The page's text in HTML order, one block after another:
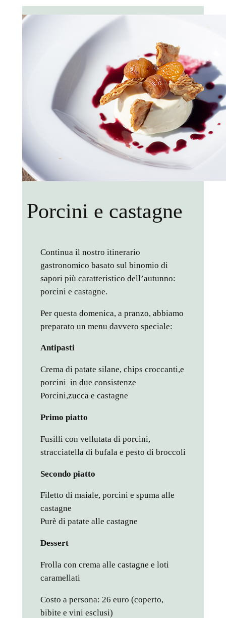
Porcini e castagne
Continua il nostro itinerario
gastronomico basato sul binomio di
sapori più caratteristico dell’autunno:
porcini e castagne.
Per questa domenica, a pranzo, abbiamo
preparato un menu davvero speciale:
Antipasti
Crema di patate silane, chips croccanti,e
porcini in due consistenze
Porcini,zucca e castagne
Primo piatto
Fusilli con vellutata di porcini,
stracciatella di bufala e pesto di broccoli
Secondo piatto
Filetto di maiale, porcini e spuma alle
castagne
Purè di patate alle castagne
Dessert
Frolla con crema alle castagne e loti
caramellati
Costo a persona: 26 euro (coperto,
bibite e vini esclusi)